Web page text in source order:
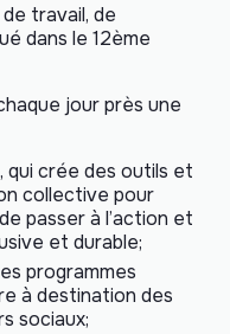
travail, de
dans le 12ème
jour près une
, qui crée des outils et
collective pour
passer à l’action et
et durable;
programmes
à destination des
sociaux;